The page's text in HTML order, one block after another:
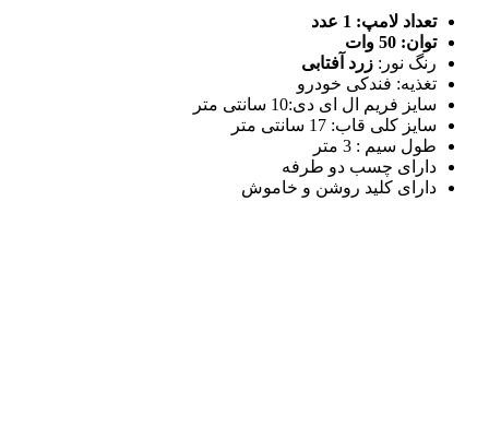
تعداد لامپ: 1 عدد
توان: 50 وات
رنگ نور: زرد آفتابی
تغذیه: فندکی خودرو
سایز فریم ال ای دی:10 سانتی متر
سایز کلی قاب: 17 سانتی متر
طول سیم : 3 متر
دارای چسب دو طرفه
دارای کلید روشن و خاموش